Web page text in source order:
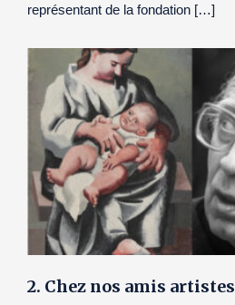
représentant de la fondation […]
2. Chez nos amis artistes